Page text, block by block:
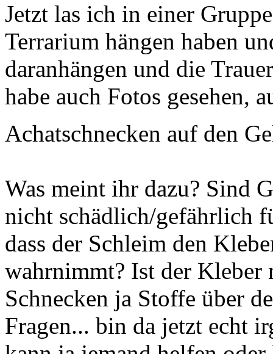
Jetzt las ich in einer
Terrarium hängen haben
daranhängen und die
habe auch Fotos gesehen,
Achatschnecken auf den
Was meint ihr dazu? Sind
nicht schädlich/gefährlich
dass der Schleim den
wahrnimmt? Ist der
Schnecken ja Stoffe über
Fragen... bin da jetzt echt